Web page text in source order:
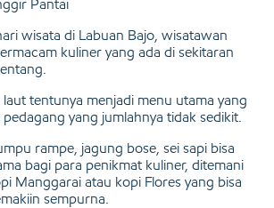
Pantai
wisata di Labuan Bajo, wisatawan
kuliner yang ada di sekitaran
tentunya menjadi menu utama yang
yang jumlahnya tidak sedikit.
rampe, jagung bose, sei sapi bisa
bagi para penikmat kuliner, ditemani
Manggarai atau kopi Flores yang bisa
sempurna.